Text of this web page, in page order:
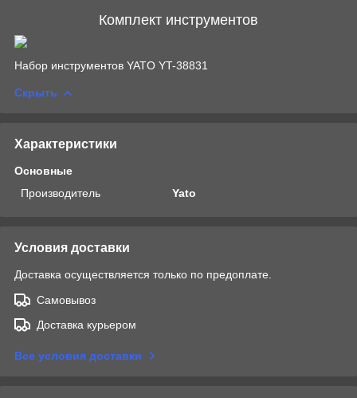
Комплект инструментов
Набор инструментов YATO YT-38831
Скрыть
Характеристики
Основные
Производитель
Yato
Условия доставки
Доставка осуществляется только по предоплате.
Самовывоз
Доставка курьером
Все условия доставки